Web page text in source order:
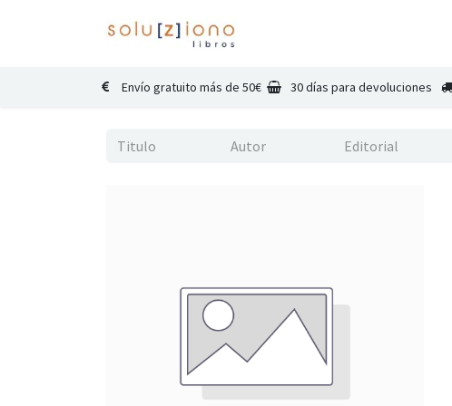
Envío gratuito más de 50€ 30 días para devoluciones